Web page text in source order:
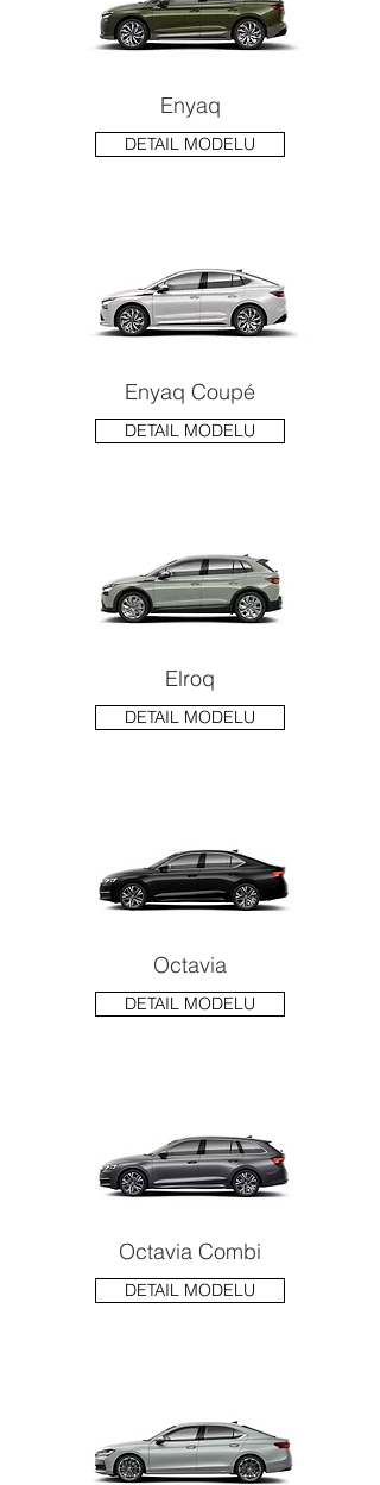
Enyaq
DETAIL MODELU
Enyaq Coupé
DETAIL MODELU
Elroq
DETAIL MODELU
Octavia
DETAIL MODELU
Octavia Combi
DETAIL MODELU